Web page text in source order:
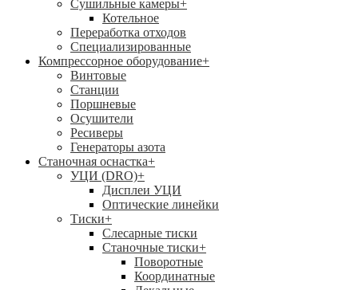
Сушильные камеры+
Котельное
Переработка отходов
Специализированные
Компрессорное оборудование+
Винтовые
Станции
Поршневые
Осушители
Ресиверы
Генераторы азота
Станочная оснастка+
УЦИ (DRO)+
Дисплеи УЦИ
Оптические линейки
Тиски+
Слесарные тиски
Станочные тиски+
Поворотные
Координатные